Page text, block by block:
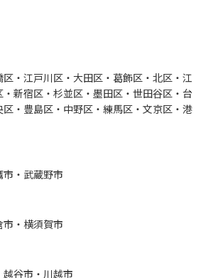
・江戸川区・大田区・葛飾区・北区・江
新宿区・杉並区・墨田区・世田谷区・台
・豊島区・中野区・練馬区・文京区・港
・武蔵野市
・横須賀市
谷市・川越市